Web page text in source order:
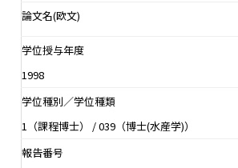
論文名(欧文)
学位授与年度
1998
学位種別／学位種類
1（課程博士） / 039（博士(水産学)）
報告番号